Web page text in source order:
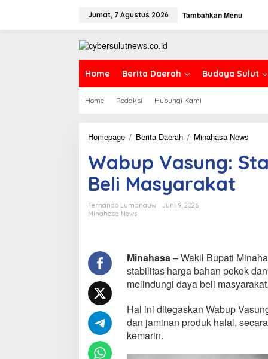
w
Jumat, 7 Agustus 2026 Tambahkan Menu
Home Berita Daerah Budaya Sulut
Home Redaksi Hubungi Kami
Homepage / Berita Daerah / Minahasa News
b
u
:
a
i
l
a
Wabup Vasung:
Beli Masyarakat
Fernando Lumanauw
Juni 9, 2026
Minahasa News
Minahasa– Wakil Bupati
stabilitas harga bahan pokok
melindungi daya beli masyarakat.
Hal ini ditegaskan Wabup
dan jaminan produk halal,
kemarin.